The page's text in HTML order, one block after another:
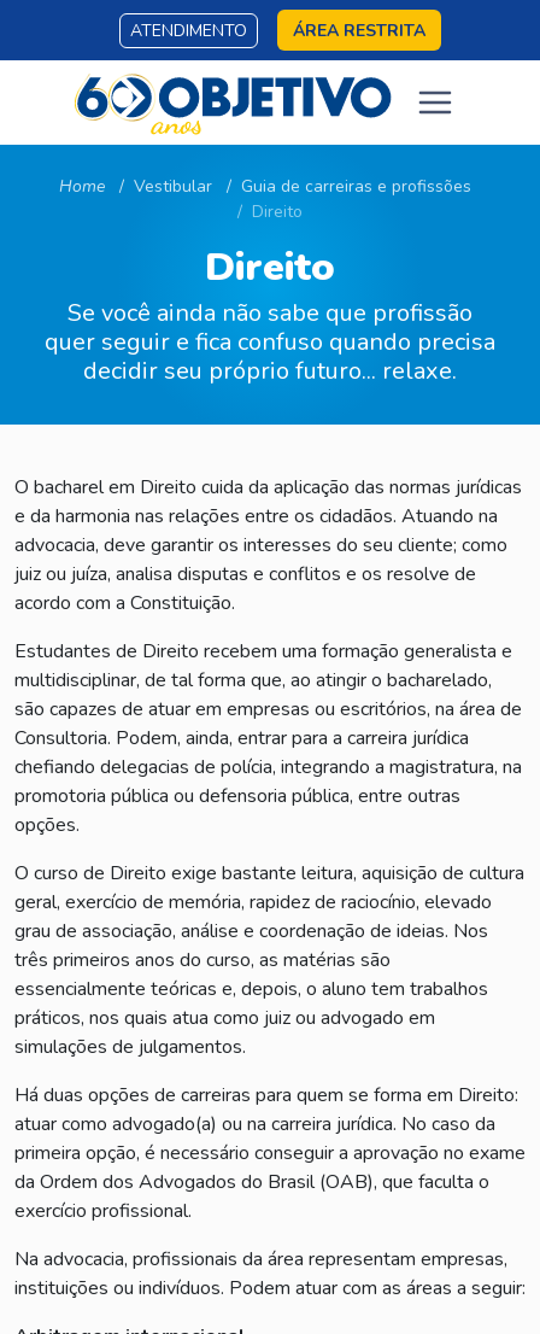
ATENDIMENTO ÁREA RESTRITA
Home Vestibular
Guia de carreiras e profissões
Direito
Direito
Se você ainda não sabe que profissão
quer seguir e fica confuso quando precisa
decidir seu próprio futuro... relaxe.
O bacharel em Direito cuida da aplicação das normas jurídicas
e da harmonia nas relações entre os cidadãos. Atuando na
advocacia, deve garantir os interesses do seu cliente; como
juiz ou juíza, analisa disputas e conflitos e os resolve de
acordo com a Constituição.
Estudantes de Direito recebem uma formação generalista e
multidisciplinar, de tal forma que, ao atingir o bacharelado,
são capazes de atuar em empresas ou escritórios, na área de
Consultoria. Podem, ainda, entrar para a carreira jurídica
chefiando delegacias de polícia, integrando a magistratura, na
promotoria pública ou defensoria pública, entre outras
opções.
O curso de Direito exige bastante leitura, aquisição de cultura
geral, exercício de memória, rapidez de raciocínio, elevado
grau de associação, análise e coordenação de ideias. Nos
três primeiros anos do curso, as matérias são
essencialmente teóricas e, depois, o aluno tem trabalhos
práticos, nos quais atua como juiz ou advogado em
simulações de julgamentos.
Há duas opções de carreiras para quem se forma em Direito:
atuar como advogado(a) ou na carreira jurídica. No caso da
primeira opção, é necessário conseguir a aprovação no exame
da Ordem dos Advogados do Brasil (OAB), que faculta o
exercício profissional.
Na advocacia, profissionais da área representam empresas,
instituições ou indivíduos. Podem atuar com as áreas a seguir: